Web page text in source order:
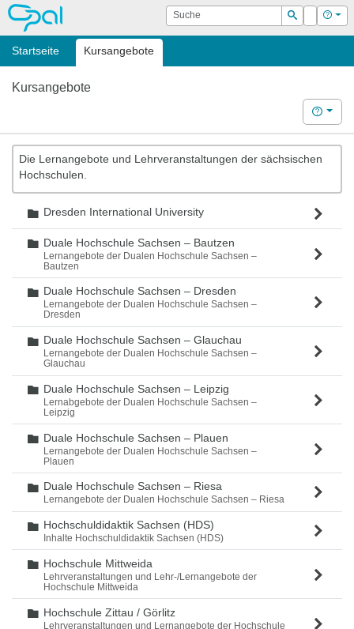
OPAL Suche
Suchen
Login Hilfe
Startseite Kursangebote
Kursangebote
Hilfe
Die Lernangebote und Lehrveranstaltungen der sächsischen
Hochschulen.
Ordner
Dresden International University
Ordner
Duale Hochschule Sachsen – Bautzen
Lernangebote der Dualen Hochschule Sachsen –
Bautzen
Ordner
Duale Hochschule Sachsen – Dresden
Lernangebote der Dualen Hochschule Sachsen –
Dresden
Ordner
Duale Hochschule Sachsen – Glauchau
Lernangebote der Dualen Hochschule Sachsen –
Glauchau
Ordner
Duale Hochschule Sachsen – Leipzig
Lernabgebote der Dualen Hochschule Sachsen –
Leipzig
Ordner
Duale Hochschule Sachsen – Plauen
Lernangebote der Dualen Hochschule Sachsen –
Plauen
Ordner
Duale Hochschule Sachsen – Riesa
Lernangebote der Dualen Hochschule Sachsen – Riesa
Ordner
Hochschuldidaktik Sachsen (HDS)
Inhalte Hochschuldidaktik Sachsen (HDS)
Ordner
Hochschule Mittweida
Lehrveranstaltungen und Lehr-/Lernangebote der
Hochschule Mittweida
Ordner
Hochschule Zittau / Görlitz
Lehrveranstaltungen und Lernangebote der Hochschule